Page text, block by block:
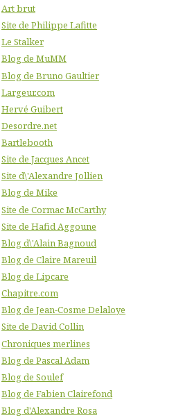
Art brut
Site de Philippe Lafitte
Le Stalker
Blog de MuMM
Blog de Bruno Gaultier
Largeur.com
Hervé Guibert
Desordre.net
Bartlebooth
Site de Jacques Ancet
Site d\'Alexandre Jollien
Blog de Mike
Site de Cormac McCarthy
Site de Hafid Aggoune
Blog d\'Alain Bagnoud
Blog de Claire Mareuil
Blog de Lipcare
Chapitre.com
Blog de Jean-Cosme Delaloye
Site de David Collin
Chroniques merlines
Blog de Pascal Adam
Blog de Soulef
Blog de Fabien Clairefond
Blog d'Alexandre Rosa